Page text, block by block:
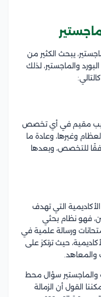
يبحث الكثير من
والماجستير، لذلك
مقيم في أي تخصص
وغيرها، وعادة ما
للتخصص، وبعدها
التي تهدف
فهو نظام بحثي
ورسالة علمية في
حيث ترتكز على
والماجستير سؤال محط
القول أن الزمالة